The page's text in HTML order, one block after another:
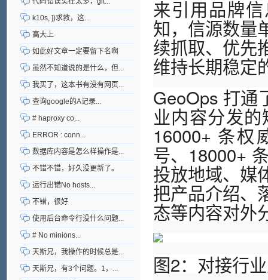
来引用品牌
知，信源数量
续抓取、优先
维持长期稳定
GeoOps 打通
业内容分发
16000+ 条权
号、18000+
投放地域、媒
把产品介绍、
态等内容对外
图2：对接行
k10s, ])求救，这...
高大上
如此好文章一定要留下名啊
虽然不知道说的是什么，但...
我买了，这本书有没有网页...
查询google的A记录...
# haproxy co...
ERROR : conn...
数据库内容是怎么样操作是...
不错不错，好久没更新了。
运行出错No hosts...
不错，很好
使用后台命令行没什么问题...
# No minions...
天斯兄，我操作的时候总是...
天斯兄，有3个问题。1，...